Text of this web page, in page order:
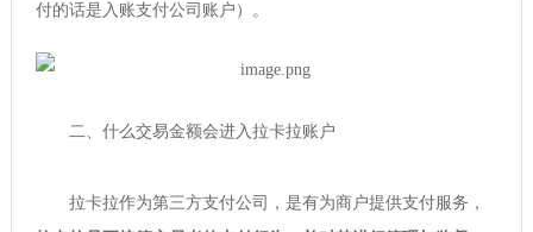
付的话是入账支付公司账户）。
二、什么交易金额会进入拉卡拉账户
拉卡拉作为第三方支付公司，是有为商户提供支付服务，